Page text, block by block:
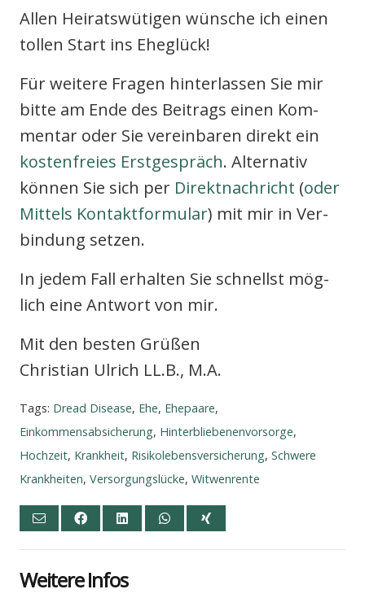
Allen Hei­rats­wü­ti­gen wün­sche ich einen
tol­len Start ins Ehe­glück!
Für wei­te­re Fra­gen hin­ter­las­sen Sie mir
bit­te am Ende des Bei­trags einen Kom­
men­tar oder Sie ver­ein­ba­ren direkt ein
kos­ten­frei­es Erst­ge­spräch. Alter­na­tiv
kön­nen Sie sich per Direkt­nach­richt (oder
Mit­tels Kon­takt­for­mu­lar) mit mir in Ver­
bin­dung set­zen.
In jedem Fall erhal­ten Sie schnellst mög­
lich eine Ant­wort von mir.
Mit den bes­ten Grü­ßen
Chris­ti­an Ulrich LL.B., M.A.
Tags: Dread Disease, Ehe, Ehepaare,
Einkommensabsicherung, Hinterbliebenenvorsorge,
Hochzeit, Krankheit, Risikolebensversicherung, Schwere
Krankheiten, Versorgungslücke, Witwenrente
Wei­te­re Infos